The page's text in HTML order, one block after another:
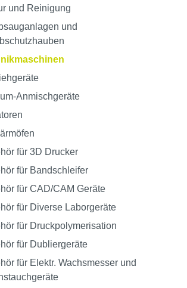
und Reinigung
und
Anmischgeräte
für 3D Drucker
für Bandschleifer
für CAD/CAM Geräte
für Diverse Laborgeräte
für Druckpolymerisation
für Dubliergeräte
für Elektr. Wachsmesser und